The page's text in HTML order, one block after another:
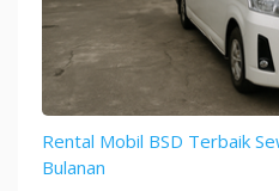
Rental Mobil BSD Terbaik
Bulanan